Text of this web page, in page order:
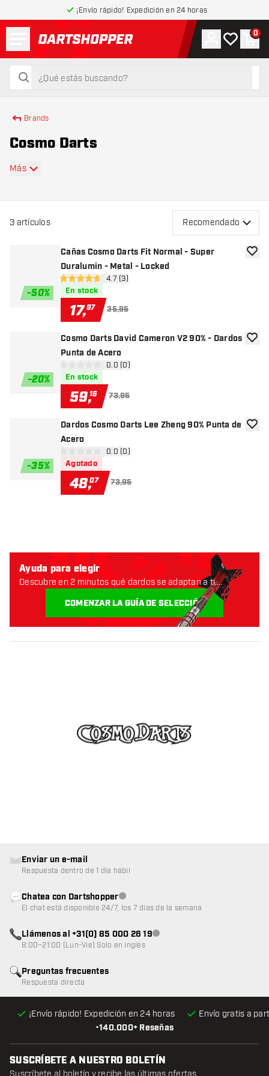
¡Envío rápido! Expedición en 24 horas
volver a la página de inicio
buscar
buscar
Cuenta
Mi lista de
0
Brands
Cosmo Darts
Más
3 artículos Recomendado
-50%
Cañas Cosmo Darts Fit Normal - Super
Duralumin - Metal - Locked
abrir panel de reseñas
4.7 estrellas de puntuación
4.7 (3)
En stock
17,97 35,95
-20%
Cosmo Darts David Cameron V2 90% - Dardos
Punta de Acero
abrir panel de reseñas
0 estrellas de puntuación
0.0 (0)
En stock
59,16 73,95
-35%
Dardos Cosmo Darts Lee Zheng 90% Punta de
Acero
abrir panel de reseñas
0 estrellas de puntuación
0.0 (0)
Agotado
48,07 73,95
Ayuda para elegir
Descubre en 2 minutos qué dardos se adaptan a ti.
COMENZAR LA GUÍA DE SELECCIÓN
•140.000+ Reseñas
¡Envío rápido! Expedición en 24 horas Envío gratis a
Preguntas frecuentes
Respuesta directa
Enviar un e-mail
Respuesta dentro de 1 día hábil
Chatea con DartshopperAtención al cliente no disponible
El chat está disponible 24/7, los 7 días de la semana
Llámenos al +31(0) 85 000 26 19Atención al cliente no disponible
8:00–21:00 (Lun-Vie) Solo en inglés
SUSCRÍBETE A NUESTRO BOLETÍN
Suscríbete al boletín y recibe las últimas ofertas.